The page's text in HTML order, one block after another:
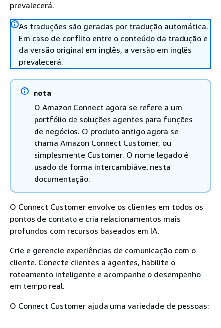
prevalecerá.
As traduções são geradas por tradução automática.
Em caso de conflito entre o conteúdo da tradução e
da versão original em inglês, a versão em inglês
prevalecerá.
nota
O Amazon Connect agora se refere a um
portfólio de soluções agentes para funções
de negócios. O produto antigo agora se
chama Amazon Connect Customer, ou
simplesmente Customer. O nome legado é
usado de forma intercambiável nesta
documentação.
O Connect Customer envolve os clientes em todos os
pontos de contato e cria relacionamentos mais
profundos com recursos baseados em IA.
Crie e gerencie experiências de comunicação com o
cliente. Conecte clientes a agentes, habilite o
roteamento inteligente e acompanhe o desempenho
em tempo real.
O Connect Customer ajuda uma variedade de pessoas: